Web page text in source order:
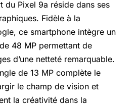
du Pixel 9a réside dans ses
Fidèle à la
ce smartphone intègre un
48 MP permettant de
d’une netteté remarquable.
de 13 MP complète le
le champ de vision et
la créativité dans la